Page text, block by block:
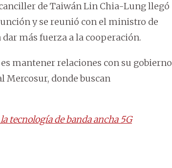
de Taiwán Lin Chia-Lung llegó
y se reunió con el ministro de
más fuerza a la cooperación.
mantener relaciones con su gobierno
Mercosur, donde buscan
tecnología de banda ancha 5G